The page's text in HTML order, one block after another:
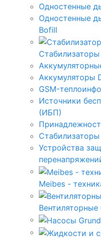
Одностенные
Одностенные
Bofill
Аккумуляторы
GSM-
Источники
(ИБП)
Устройства
Meibes -
Вентиляторные